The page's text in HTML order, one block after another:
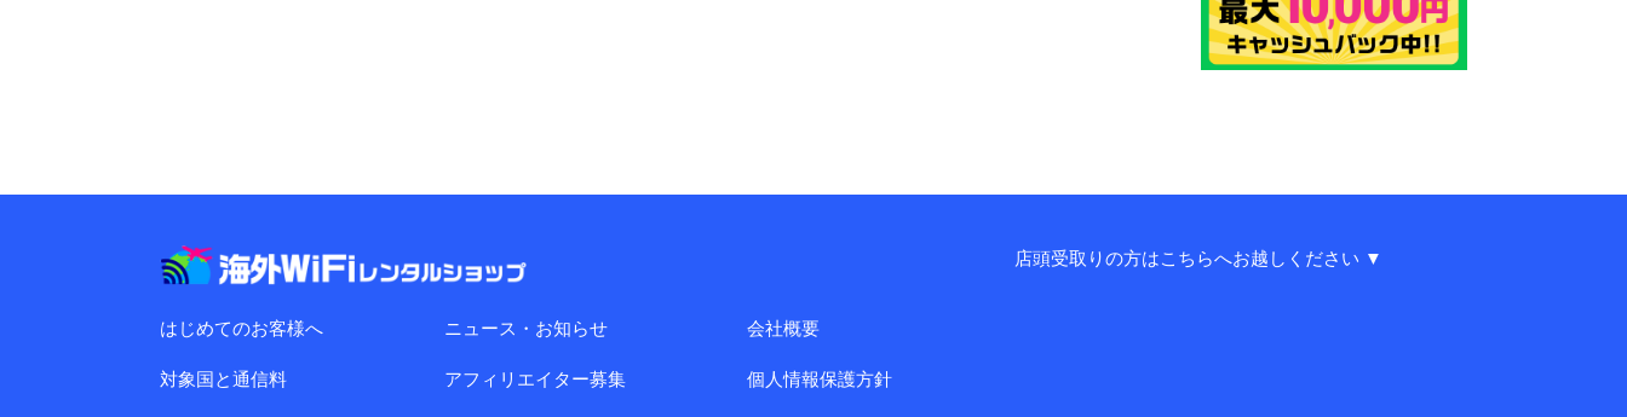
はじめてのお客様へ
対象国と通信料
ニュース・お知らせ
アフィリエイター募集
会社概要
個人情報保護方針
店頭受取りの方はこちらへお越しください ▼